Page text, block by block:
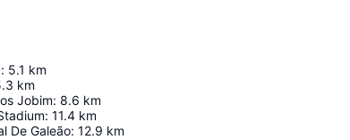
: 5.1 km
km
Jobim: 8.6 km
: 11.4 km
De Galeão: 12.9 km